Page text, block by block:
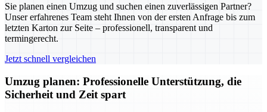
Sie planen einen Umzug und suchen einen zuverlässigen Partner?
Unser erfahrenes Team steht Ihnen von der ersten Anfrage bis zum
letzten Karton zur Seite – professionell, transparent und
termingerecht.
Jetzt schnell vergleichen
Umzug planen: Professionelle Unterstützung, die
Sicherheit und Zeit spart